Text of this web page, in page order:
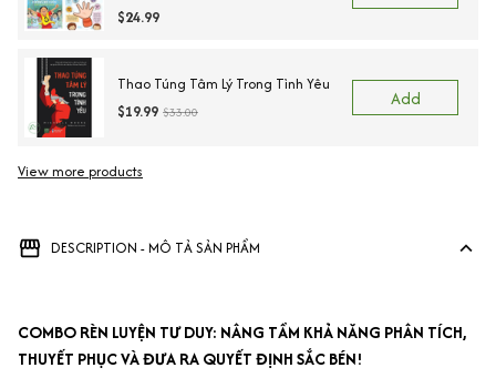
Cơn Tức Giận - Ngõ Lời Khi Cần
$24.99
Thao Túng Tâm Lý Trong Tình Yêu
$19.99 $33.00
Add
View more products
DESCRIPTION - MÔ TẢ SẢN PHẨM
COMBO RÈN LUYỆN TƯ DUY: NÂNG TẦM KHẢ NĂNG PHÂN TÍCH,
THUYẾT PHỤC VÀ ĐƯA RA QUYẾT ĐỊNH SẮC BÉN!